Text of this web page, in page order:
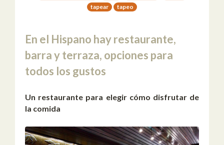
tapear
tapeo
En el Hispano hay restaurante,
barra y terraza, opciones para
todos los gustos
Un restaurante para elegir cómo disfrutar de
la comida